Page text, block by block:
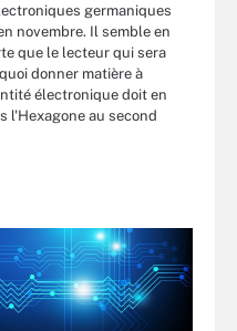
germaniques
novembre. Il semble en
que le lecteur qui sera
donner matière à
électronique doit en
l'Hexagone au second